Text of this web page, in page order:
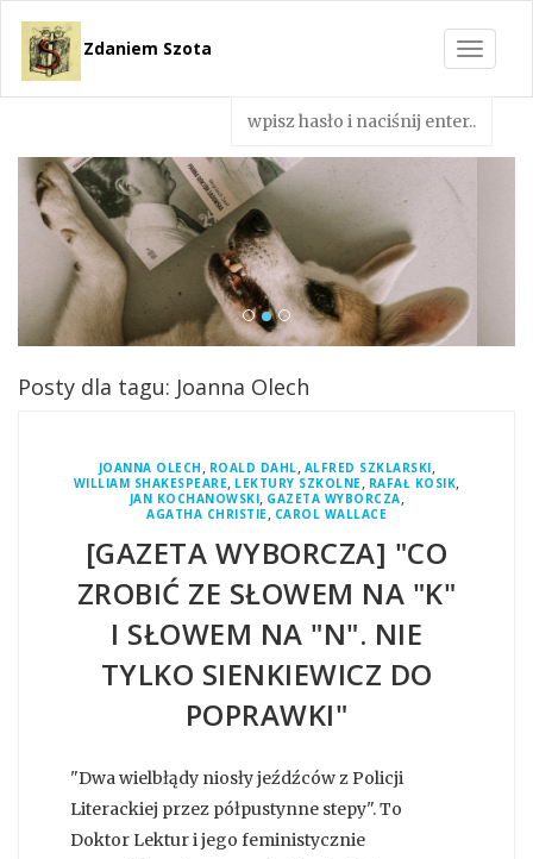
Toggle
Zdaniem Szota
Posty dla tagu: Joanna Olech
JOANNA OLECH , ROALD DAHL, ALFRED SZKLARSKI,
WILLIAM SHAKESPEARE, LEKTURY SZKOLNE, RAFAŁ KOSIK,
JAN KOCHANOWSKI, GAZETA WYBORCZA,
AGATHA CHRISTIE, CAROL WALLACE
[GAZETA WYBORCZA] "CO
ZROBIĆ ZE SŁOWEM NA "K"
I SŁOWEM NA "N". NIE
TYLKO SIENKIEWICZ DO
POPRAWKI"
"Dwa wielbłądy niosły jeźdźców z Policji
Literackiej przez półpustynne stepy". To
Doktor Lektur i jego feministycznie